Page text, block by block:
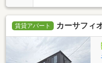
賃貸アパート カーサフィ